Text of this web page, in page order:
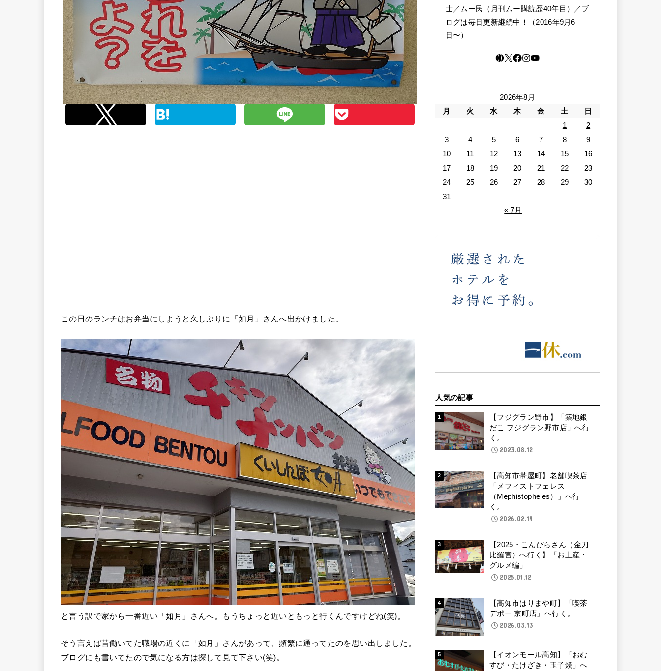
この日のランチはお弁当にしようと久しぶりに「如月」さんへ出かけました。
と言う訳で家から一番近い「如月」さんへ。もうちょっと近いともっと行くんですけどね(笑)。
そう言えば昔働いてた職場の近くに「如月」さんがあって、頻繁に通ってたのを思い出しました。
ブログにも書いてたので気になる方は探して見て下さい(笑)。
士／ムー民（月刊ムー購読歴40年目）／ブ
ログは毎日更新継続中！（2016年9月6
日〜）
2026年8月
月
火 水 木 金 土
日
1
2
3
4 5 6 7 8
9
10
11 12 13 14 15
16
17
18 19 20 21 22
23
24
25 26 27 28 29
30
31
« 7月
人気の記事
【フジグラン野市】「築地銀
だこ フジグラン野市店」へ行
く。
2023.08.12
【高知市帯屋町】老舗喫茶店
「メフィストフェレス
（Mephistopheles）」へ行
く。
2026.02.19
【2025・こんぴらさん（金刀
比羅宮）へ行く】「お土産・
グルメ編」
2025.01.12
【高知市はりまや町】「喫茶
デポー 京町店」へ行く。
2026.03.13
【イオンモール高知】「おむ
すび・たけざき・玉子焼」へ